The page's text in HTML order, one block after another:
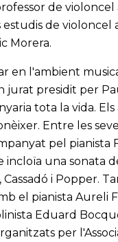
de
de violoncel
Morera.
en l'ambient
presidit per
tota la vida.
Entre les
pel pianista
una sonata
i Popper.
el pianista Aureli
Eduard
per